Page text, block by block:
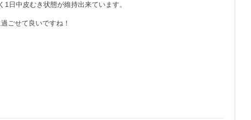
日中皮むき状態が維持出来ています。
ごせて良いですね！